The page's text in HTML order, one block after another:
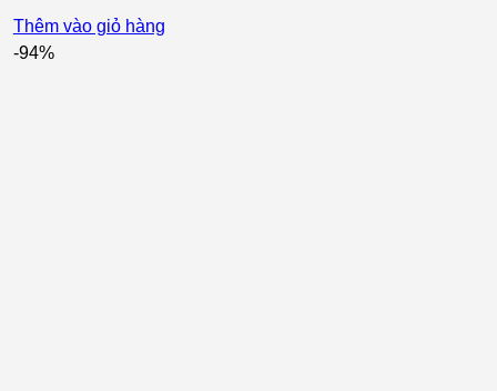
Thêm vào giỏ hàng
-94%